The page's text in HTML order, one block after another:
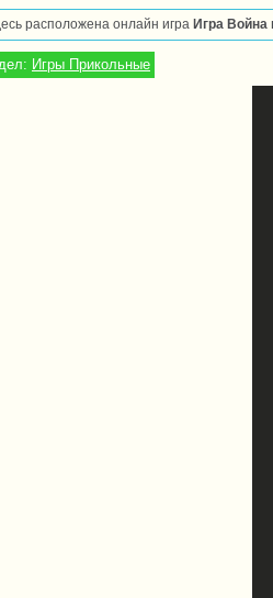
расположена онлайн игра Игра Война
Игры Прикольные